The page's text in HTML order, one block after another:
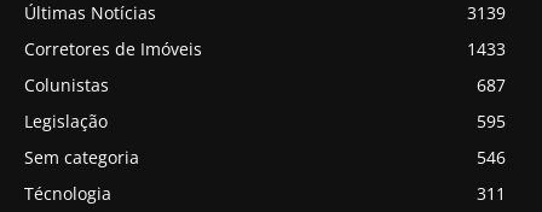
Últimas Notícias
3139
Corretores de Imóveis
1433
Colunistas
687
Legislação
595
Sem categoria
546
Técnologia
311